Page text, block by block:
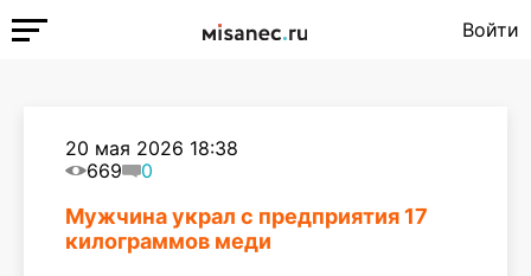
Войти
20 мая 2026 18:38
669
0
Мужчина украл с предприятия 17
килограммов меди